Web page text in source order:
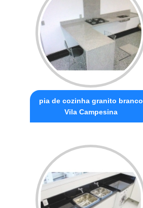
pia de cozinha granito branco
Vila Campesina